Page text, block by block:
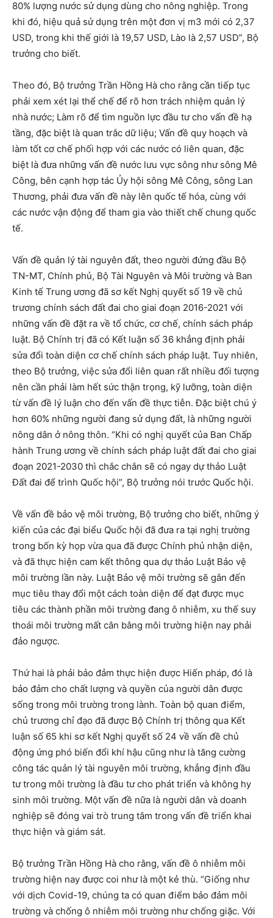
80% lượng nước sử dụng dùng cho nông nghiệp. Trong
khi đó, hiệu quả sử dụng trên một đơn vị m3 mới có 2,37
USD, trong khi thế giới là 19,57 USD, Lào là 2,57 USD”, Bộ
trưởng cho biết.
Theo đó, Bộ trưởng Trần Hồng Hà cho rằng cần tiếp tục
phải xem xét lại thể chế để rõ hơn trách nhiệm quản lý
nhà nước; Làm rõ để tìm nguồn lực đầu tư cho vấn đề hạ
tầng, đặc biệt là quan trắc dữ liệu; Vấn đề quy hoạch và
làm tốt cơ chế phối hợp với các nước có liên quan, đặc
biệt là đưa những vấn đề nước lưu vực sông như sông Mê
Công, bên cạnh hợp tác Ủy hội sông Mê Công, sông Lan
Thương, phải đưa vấn đề này lên quốc tế hóa, cùng với
các nước vận động để tham gia vào thiết chế chung quốc
tế.
Vấn đề quản lý tài nguyên đất, theo người đứng đầu Bộ
TN-MT, Chính phủ, Bộ Tài Nguyên và Môi trường và Ban
Kinh tế Trung ương đã sơ kết Nghị quyết số 19 về chủ
trương chính sách đất đai cho giai đoạn 2016-2021 với
những vấn đề đặt ra về tổ chức, cơ chế, chính sách pháp
luật. Bộ Chính trị đã có Kết luận số 36 khẳng định phải
sửa đổi toàn diện cơ chế chính sách pháp luật. Tuy nhiên,
theo Bộ trưởng, việc sửa đổi liên quan rất nhiều đối tượng
nên cần phải làm hết sức thận trọng, kỹ lưỡng, toàn diện
từ vấn đề lý luận cho đến vấn đề thực tiễn. Đặc biệt chú ý
hơn 60% những người đang sử dụng đất, là những người
nông dân ở nông thôn. “Khi có nghị quyết của Ban Chấp
hành Trung ương về chính sách pháp luật đất đai cho giai
đoạn 2021-2030 thì chắc chắn sẽ có ngay dự thảo Luật
Đất đai để trình Quốc hội”, Bộ trưởng nói trước Quốc hội.
Về vấn đề bảo vệ môi trường, Bộ trưởng cho biết, những ý
kiến của các đại biểu Quốc hội đã đưa ra tại nghị trường
trong bốn kỳ họp vừa qua đã được Chính phủ nhận diện,
và đã thực hiện cam kết thông qua dự thảo Luật Bảo vệ
môi trường lần này. Luật Bảo vệ môi trường sẽ gắn đến
mục tiêu thay đổi một cách toàn diện để đạt được mục
tiêu các thành phần môi trường đang ô nhiễm, xu thế suy
thoái môi trường mất cân bằng môi trường hiện nay phải
đảo ngược.
Thứ hai là phải bảo đảm thực hiện được Hiến pháp, đó là
bảo đảm cho chất lượng và quyền của người dân được
sống trong môi trường trong lành. Toàn bộ quan điểm,
chủ trương chỉ đạo đã được Bộ Chính trị thông qua Kết
luận số 65 khi sơ kết Nghị quyết số 24 về vấn đề chủ
động ứng phó biến đổi khí hậu cũng như là tăng cường
công tác quản lý tài nguyên môi trường, khẳng định đầu
tư trong môi trường là đầu tư cho phát triển và không hy
sinh môi trường. Một vấn đề nữa là người dân và doanh
nghiệp sẽ đóng vai trò trung tâm trong vấn đề triển khai
thực hiện và giám sát.
Bộ trưởng Trần Hồng Hà cho rằng, vấn đề ô nhiễm môi
trường hiện nay được coi như là một kẻ thù. “Giống như
với dịch Covid-19, chúng ta có quan điểm bảo đảm môi
trường và chống ô nhiễm môi trường như chống giặc. Với